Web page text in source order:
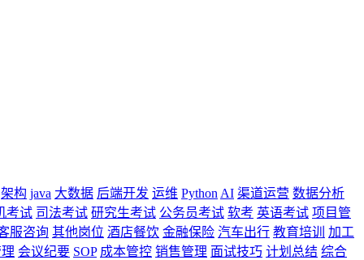
架构 java 大数据 后端开发 运维 Python AI 渠道运营 数据分析
考试 司法考试 研究生考试 公务员考试 软考 英语考试 项目管
服咨询 其他岗位 酒店餐饮 金融保险 汽车出行 教育培训
加工
会议纪要 SOP 成本管控 销售管理 面试技巧 计划总结 综合